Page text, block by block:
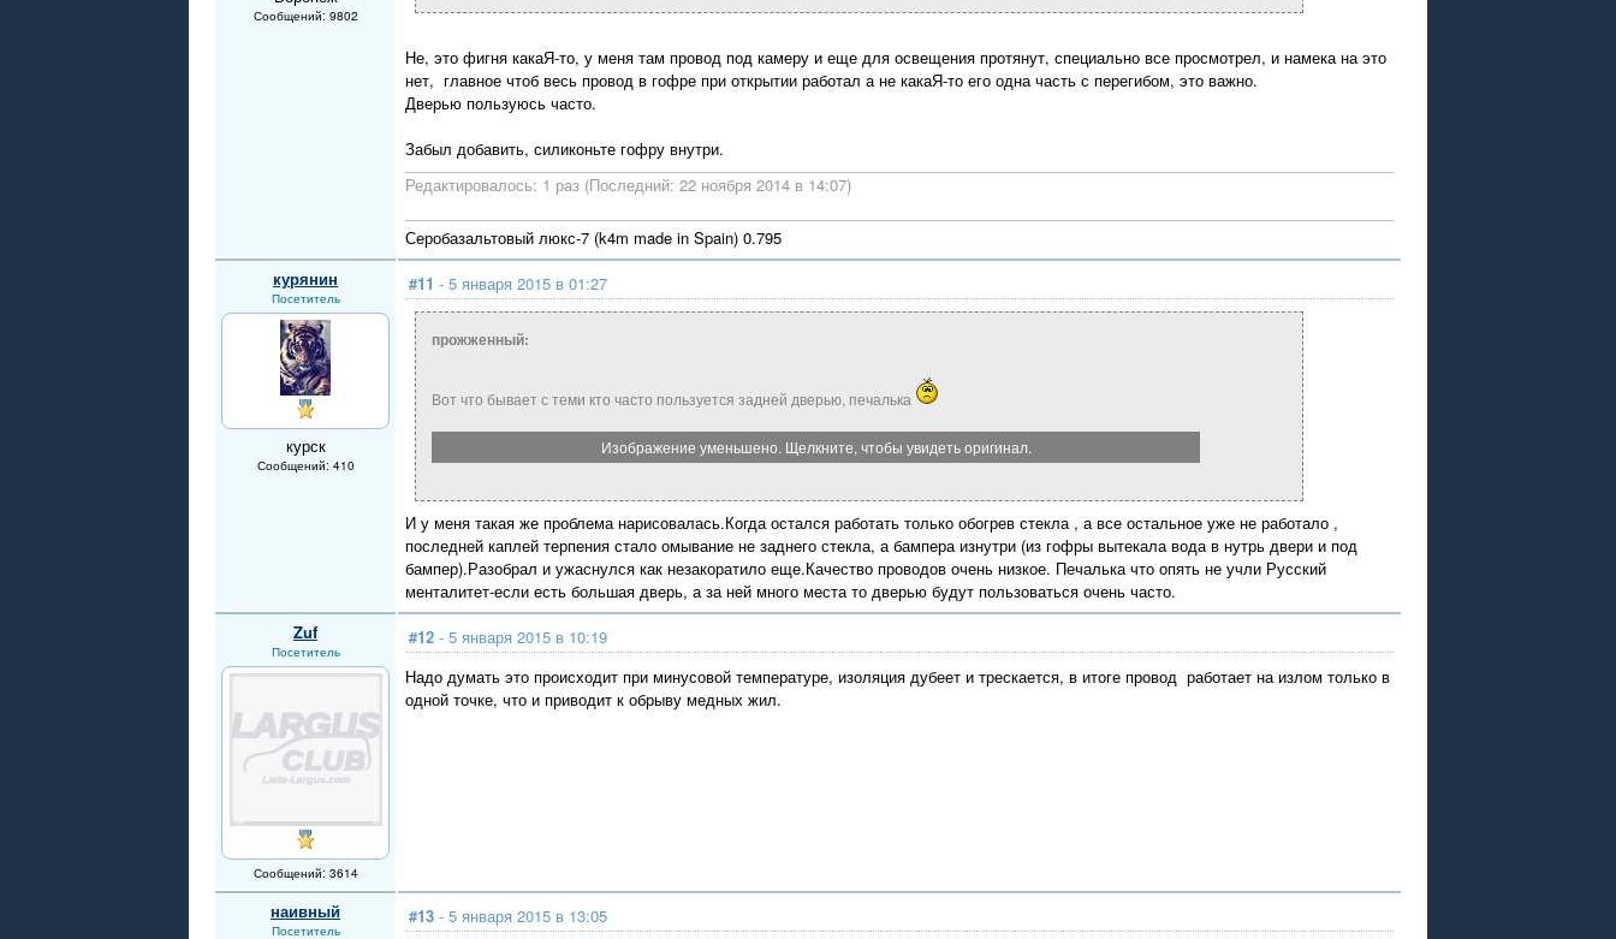
Сообщений: 9802
Не, это фигня какаЯ-то, у меня там провод под камеру и еще для освещения протянут, специально все просмотрел, и намека на это
нет, главное чтоб весь провод в гофре при открытии работал а не какаЯ-то его одна часть с перегибом, это важно.
Дверью пользуюсь часто.
Забыл добавить, силиконьте гофру внутри.
Редактировалось: 1 раз (Последний: 22 ноября 2014 в 14:07)
Серобазальтовый люкс-7 (k4m made in Spain) 0.795
курянин
Посетитель
курск
Сообщений: 410
#11 - 5 января 2015 в 01:27
прожженный:
Вот что бывает с теми кто часто пользуется задней дверью, печалька
Изображение уменьшено. Щелкните, чтобы увидеть оригинал.
И у меня такая же проблема нарисовалась.Когда остался работать только обогрев стекла , а все остальное уже не работало ,
последней каплей терпения стало омывание не заднего стекла, а бампера изнутри (из гофры вытекала вода в нутрь двери и под
бампер).Разобрал и ужаснулся как незакоратило еще.Качество проводов очень низкое. Печалька что опять не учли Русский
менталитет-если есть большая дверь, а за ней много места то дверью будут пользоваться очень часто.
Zuf
Посетитель
Сообщений: 3614
#12 - 5 января 2015 в 10:19
Надо думать это происходит при минусовой температуре, изоляция дубеет и трескается, в итоге провод работает на излом только в
одной точке, что и приводит к обрыву медных жил.
наивный
Посетитель
#13 - 5 января 2015 в 13:05